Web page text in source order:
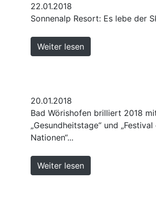
22.01.2018
Sonnenalp Resort: Es lebe der
Weiter lesen
20.01.2018
Bad Wörishofen brilliert 2018
„Gesundheitstage“ und „Festival
Nationen“...
Weiter lesen